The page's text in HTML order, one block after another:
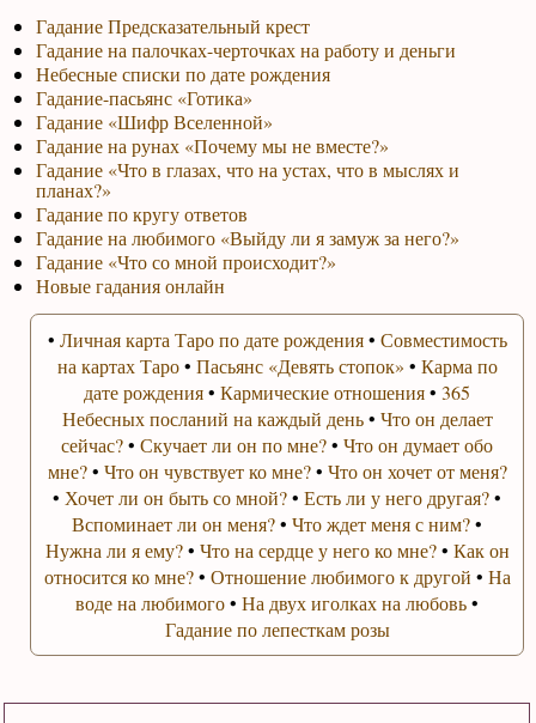
Гадание Предсказательный крест
Гадание на палочках-черточках на работу и деньги
Небесные списки по дате рождения
Гадание-пасьянс «Готика»
Гадание «Шифр Вселенной»
Гадание на рунах «Почему мы не вместе?»
Гадание «Что в глазах, что на устах, что в мыслях и
планах?»
Гадание по кругу ответов
Гадание на любимого «Выйду ли я замуж за него?»
Гадание «Что со мной происходит?»
Новые гадания онлайн
• Личная карта Таро по дате рождения• Совместимость
на картах Таро• Пасьянс «Девять стопок» • Карма по
дате рождения•Кармические отношения•365
Небесных посланий на каждый день• Что он делает
сейчас?•Скучает ли он по мне?•Что он думает обо
мне?• Что он чувствует ко мне?• Что он хочет от меня?
• Хочет ли он быть со мной?•Есть ли у него другая?•
Вспоминает ли он меня?•Что ждет меня с ним?•
Нужна ли я ему?• Что на сердце у него ко мне?• Как он
относится ко мне?• Отношение любимого к другой • На
воде на любимого•На двух иголках на любовь•
Гадание по лепесткам розы